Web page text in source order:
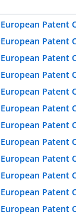
European Patent
European Patent
European Patent
European Patent
European Patent
European Patent
European Patent
European Patent
European Patent
European Patent
European Patent
European Patent